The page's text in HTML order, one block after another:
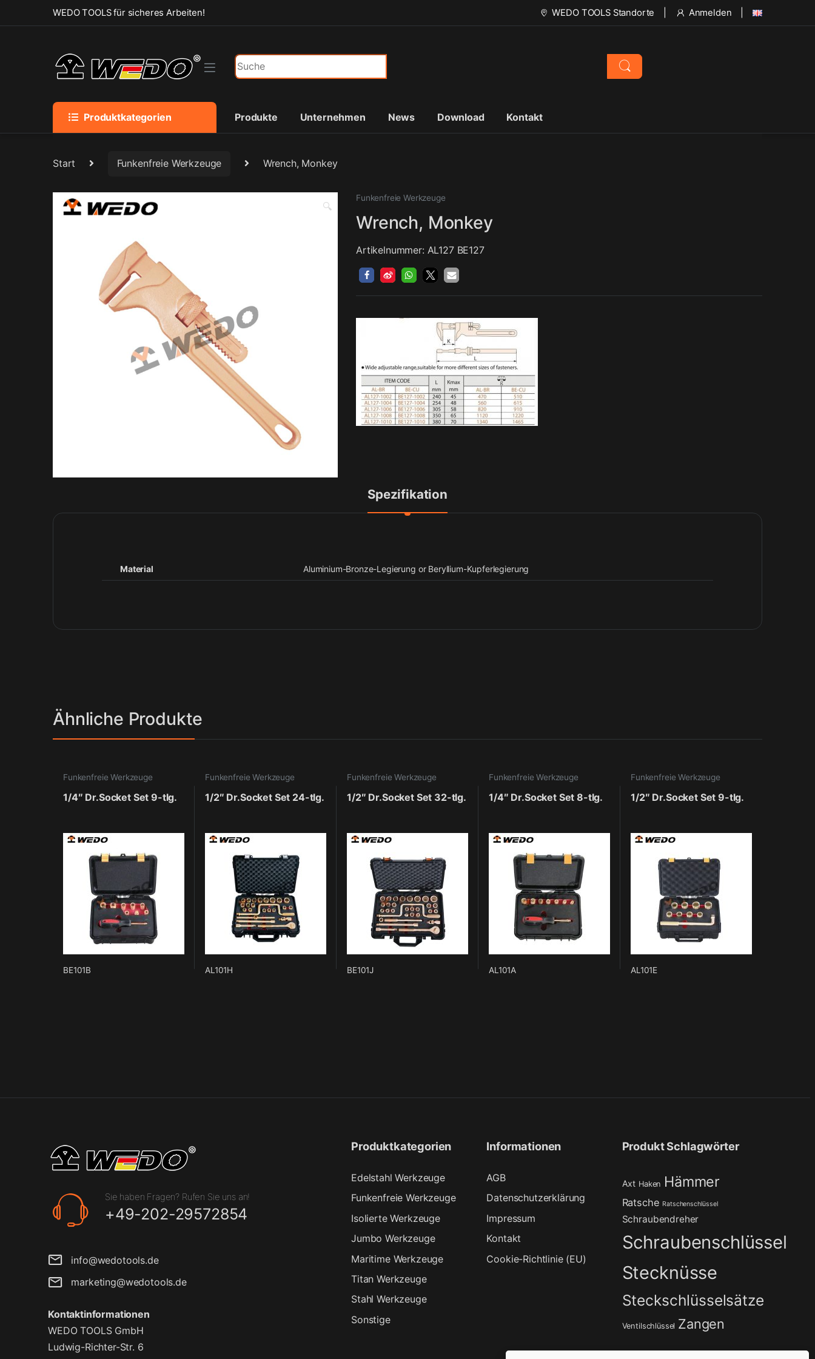
Skip to navigation
Skip to contentWEDO TOOLS für sicheres Arbeiten! WEDO TOOLS Standorte Anmelden
Search for:
Produktkategorien Produkte Unternehmen News Download Kontakt
Start Funkenfreie Werkzeuge Wrench, Monkey
🔍
Funkenfreie Werkzeuge
Wrench, Monkey
Artikelnummer: AL127 BE127
Spezifikation
Material Aluminium-Bronze-Legierung or Beryllium-Kupferlegierung
Ähnliche Produkte
Funkenfreie Werkzeuge
1/4″ Dr.Socket Set 9-tlg.
BE101B
Funkenfreie Werkzeuge
1/2″ Dr.Socket Set 24-tlg.
AL101H
Funkenfreie Werkzeuge
1/2″ Dr.Socket Set 32-tlg.
BE101J
Funkenfreie Werkzeuge
1/4″ Dr.Socket Set 8-tlg.
AL101A
Funkenfreie Werkzeuge
1/2″ Dr.Socket Set 9-tlg.
AL101E
Sie haben Fragen? Rufen Sie uns an!
+49-202-29572854
info@wedotools.de
marketing@wedotools.de
Kontaktinformationen
WEDO TOOLS GmbH
Ludwig-Richter-Str. 6
Produktkategorien
Edelstahl Werkzeuge
Funkenfreie Werkzeuge
Isolierte Werkzeuge
Jumbo Werkzeuge
Maritime Werkzeuge
Titan Werkzeuge
Stahl Werkzeuge
Sonstige
Informationen
AGB
Datenschutzerklärung
Impressum
Kontakt
Cookie-Richtlinie (EU)
Produkt Schlagwörter
Axt Haken Hämmer
Ratsche Ratschenschlüssel
Schraubendreher
Schraubenschlüssel
Stecknüsse
Steckschlüsselsätze
Ventilschlüssel Zangen